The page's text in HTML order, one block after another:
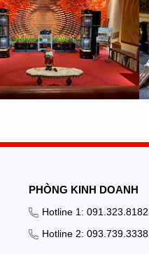
PHÒNG KINH DOANH
Hotline 1: 091.323.8182
Hotline 2: 093.739.3338